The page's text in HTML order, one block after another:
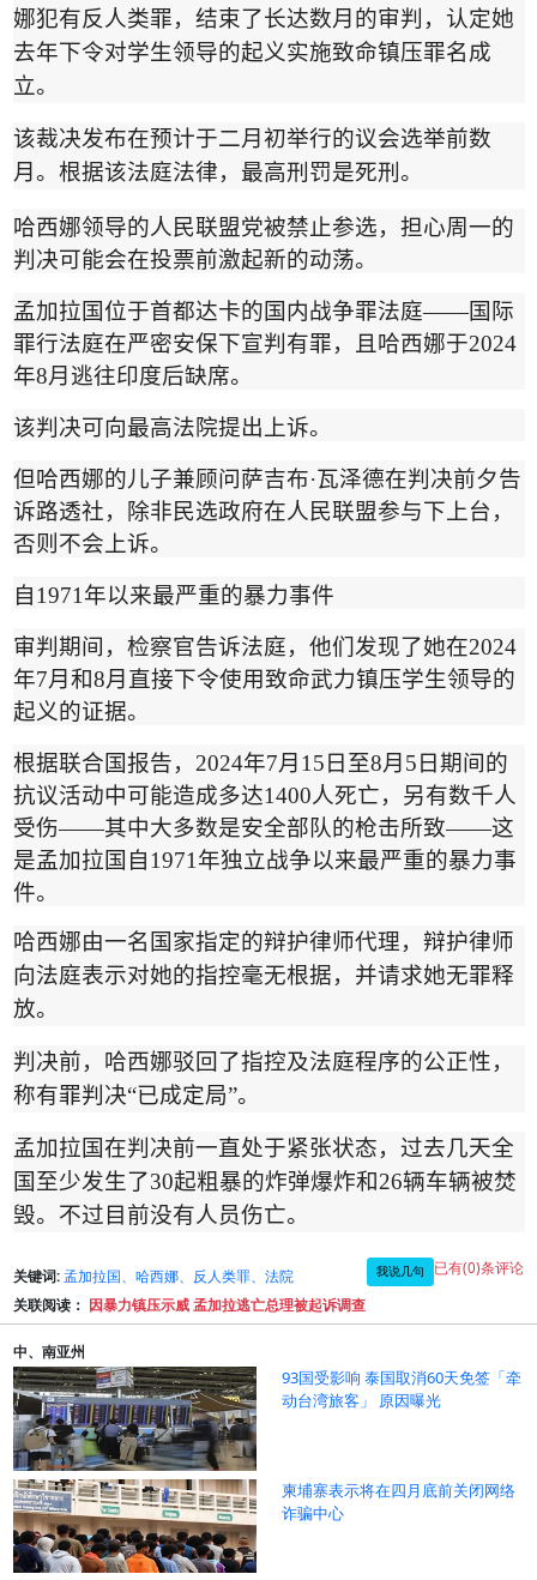
娜犯有反人类罪，结束了长达数月的审判，认定她
去年下令对学生领导的起义实施致命镇压罪名成
立。
该裁决发布在预计于二月初举行的议会选举前数
月。根据该法庭法律，最高刑罚是死刑。
哈西娜领导的人民联盟党被禁止参选，担心周一的
判决可能会在投票前激起新的动荡。
孟加拉国位于首都达卡的国内战争罪法庭——国际
罪行法庭在严密安保下宣判有罪，且哈西娜于2024
年8月逃往印度后缺席。
该判决可向最高法院提出上诉。
但哈西娜的儿子兼顾问萨吉布·瓦泽德在判决前夕告
诉路透社，除非民选政府在人民联盟参与下上台，
否则不会上诉。
自1971年以来最严重的暴力事件
审判期间，检察官告诉法庭，他们发现了她在2024
年7月和8月直接下令使用致命武力镇压学生领导的
起义的证据。
根据联合国报告， 2024年7月 15 日至8月 5 日期间的
抗议活动中可能造成多达1400人死亡，另有数千人
受伤——其中大多数是安全部队的枪击所致——这
是孟加拉国自1971年独立战争以来最严重的暴力事
件。
哈西娜由一名国家指定的辩护律师代理，辩护律师
向法庭表示对她的指控毫无根据，并请求她无罪释
放。
判决前，哈西娜驳回了指控及法庭程序的公正性，
称有罪判决“已成定局”。
孟加拉国在判决前一直处于紧张状态，过去几天全
国至少发生了30起粗暴的炸弹爆炸和26辆车辆被焚
毁。不过目前没有人员伤亡。
关键词: 孟加拉国、哈西娜、反人类罪、法院 我说几句 已有(0)条评论
关联阅读： 因暴力镇压示威 孟加拉逃亡总理被起诉调查
中、南亚州
93国受影响 泰国取消60天免签「牵
动台湾旅客」 原因曝光
柬埔寨表示将在四月底前关闭网络
诈骗中心